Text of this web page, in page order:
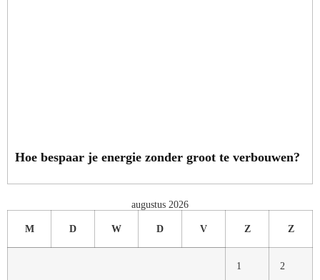
Hoe bespaar je energie zonder groot te verbouwen?
augustus 2026
M D W D V Z Z
1 2